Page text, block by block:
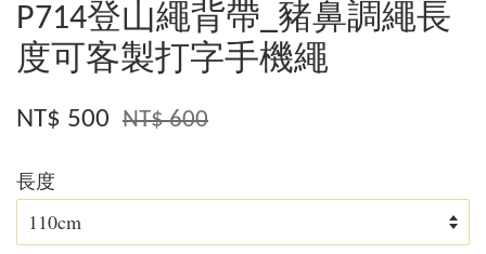
P714登山繩背帶_豬鼻調繩長
度可客製打字手機繩
NT$ 500 NT$ 600
長度